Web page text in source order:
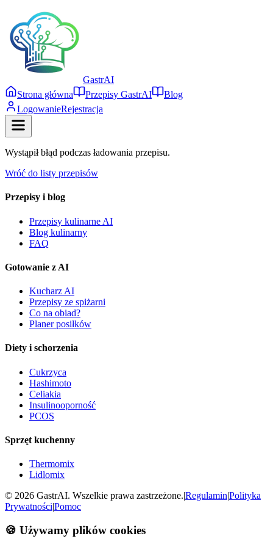
GastrAI
Strona główna
Przepisy GastrAI
Blog
LogowanieRejestracja
Wystąpił błąd podczas ładowania przepisu.
Wróć do listy przepisów
Przepisy i blog
Przepisy kulinarne AI
Blog kulinarny
FAQ
Gotowanie z AI
Kucharz AI
Przepisy ze spiżarni
Co na obiad?
Planer posiłków
Diety i schorzenia
Cukrzyca
Hashimoto
Celiakia
Insulinooporność
PCOS
Sprzęt kuchenny
Thermomix
Lidlomix
© 2026 GastrAI. Wszelkie prawa zastrzeżone.|Regulamin|Polityka
Prywatności|Pomoc
🍪 Używamy plików cookies